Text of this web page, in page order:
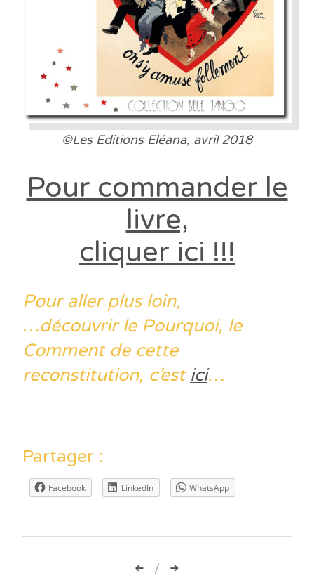
©Les Editions Eléana, avril2018
Pour commander le
livre,
cliquer ici !!!
Pour aller plus loin,
…découvrir le Pourquoi, le
Comment de cette
reconstitution, c’est ici…
Partager :
Facebook LinkedIn WhatsApp